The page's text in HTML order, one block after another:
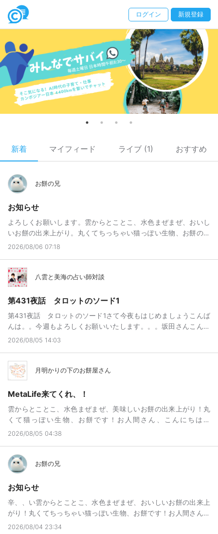
ログイン 新規登録
新着 マイフィード ライブ (1) おすすめ
お餅の兄
お知らせ
よろしくお願いします。雲からとことこ、水色まぜまぜ、おいし
いお餅の出来上がり。丸くてちっちゃい猫っぽい生物、お餅の兄
です。こんにちはお餅の兄ですお知らせがありますお餅が浮上し
来なくてすみませんでした。~お餅からの伝言~龍兄みかちゃなな
ちゃんきなこもちその他の方々みなさんに助けられましたですが
浮上が辛くなった、と言うか浮上は出来るけど迷惑をかけたくな
たいことを聞けなかった人もいると思います。無いだろうけど(笑)
なので、私の兄がいてくれます。私が勝手に決めました☆私の兄
は普通に敬語だし現実では無口だけどインターネット上では普通
とで今日からよろしくお願いします。終わりの挨拶、ばいもち？
ばいもち
2026/08/06 07:18
八雲と美海の占い師対談
第431夜話 タロットのソード1
第431夜話 タロットのソード1さて今夜もはじめましょうこんば
んは。。今週もよろしくお願いいたします。。。坂田さんこんば
んはよろしくお願いいたします1週間経ちましたが、被害は予想よ
イようですねですね、やつしろ市。故・八代亜紀やしろあきさん
の故郷ですね夜、雨降ったせいか？台風近づいてるせいか？風が
あって、陰に入ったら涼しかったりしましたが。。でも、やっぱ
東風が台風13号のせいであり、湿度がたかいです。気温は北のオ
ホーツク海性高気圧のせいで昨日まで涼しかっです。ハーフパン
ツだと寒かったですさて、今日からソード1。Ace of Swords です
ありました。。東京よりは暑いですよ。。無駄に快晴で陽射しが
キツイからそちらはチベット高気圧が張り出してきて暑いですね
熊本の社長さん、良かったですありがとうございます。ただ、氷
川町や八代市、は大変なようす
https://storymaps.arcgis.com/stories/996762122ba14fa4bb95fa
d4f218691bこちらに詳しいですさて、そんな1週間でしたがソード
1を今週からやっていきますがソードは昔は火を表していて、エリ
ファスレヴィあたりからは風に変わったわけですがいま、まさに
2026/08/05 14:03
月明かりの下のお餅屋さん
MetaLife来てくれ、！
雲からとことこ、水色まぜまぜ、美味しいお餅の出来上がり！丸
くて猫っぽい生物、お餅です！お人間さん、こんにちは！
MetaLifeやってますか？お餅と遊ぶ人集合~ってMetaLife作った
いもち！
2026/08/05 04:38
お餅の兄
お知らせ
辛、、い雲からとことこ、水色まぜまぜ、おいしいお餅の出来上
がり！丸くてちっちゃい猫っぽい生物、お餅です！お人間さん、
こんにちは！お知らせがあります！お餅は、小6の11歳、なんです
2026/08/04 23:34